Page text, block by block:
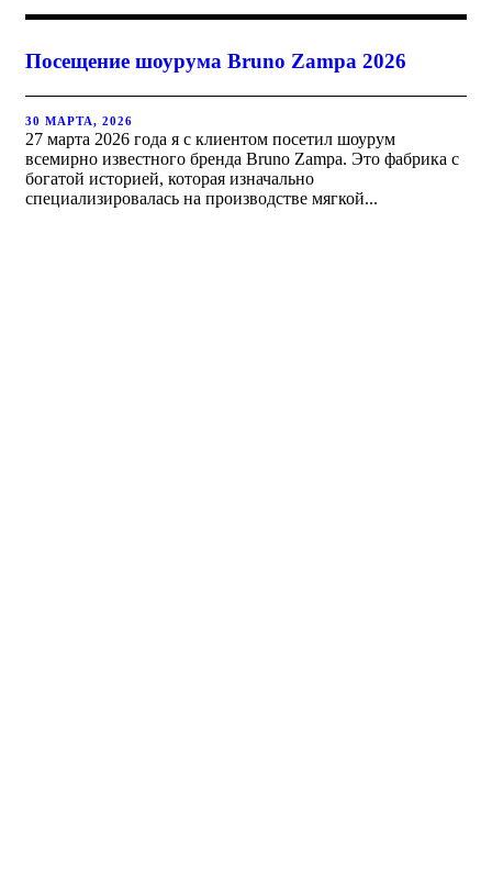
Посещение шоурума Bruno Zampa 2026
30 МАРТА, 2026
27 марта 2026 года я с клиентом посетил шоурум
всемирно известного бренда Bruno Zampa. Это фабрика с
богатой историей, которая изначально
специализировалась на производстве мягкой...